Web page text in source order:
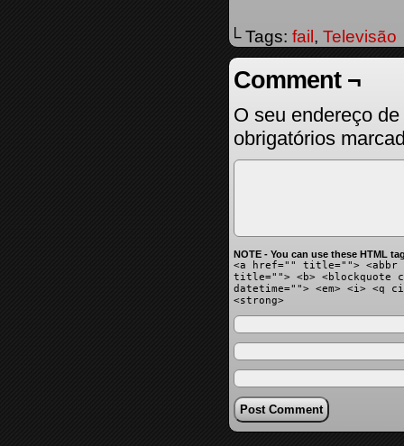
└ Tags: fail , Televisão
Comment ¬
O seu endereço
obrigatórios
NOTE - You can use these HTML
<a href="" title=""> <abbr
title=""> <b> <blockquote
datetime=""> <em> <i> <q
<strong>